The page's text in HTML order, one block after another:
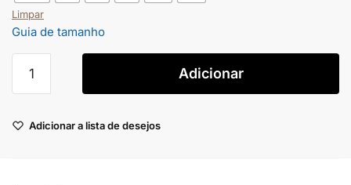
Limpar
Guia de tamanho
Adicionar
Adicionar a lista de desejos